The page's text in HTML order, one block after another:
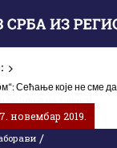
Сећање које не сме
/
новембар 2019.